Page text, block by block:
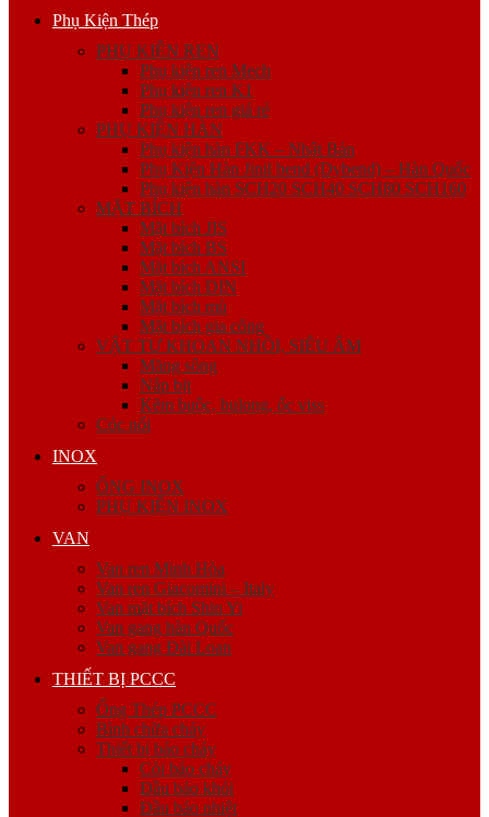
Phụ Kiện Thép
PHỤ KIỆN REN
Phụ kiện ren Mech
Phụ kiện ren K1
Phụ kiện ren giá rẻ
PHỤ KIỆN HÀN
Phụ kiện hàn FKK – Nhật Bản
Phụ Kiện Hàn Jinil bend (Dybend) – Hàn Quốc
Phụ kiện hàn SCH20 SCH40 SCH80 SCH160
MẶT BÍCH
Mặt bích JIS
Mặt bích BS
Mặt bích ANSI
Mặt bích DIN
Mặt bích mù
Mặt bích gia công
VẬT TƯ KHOAN NHỒI, SIÊU ÂM
Măng sông
Nắp bịt
Kẽm buộc, bulong, ốc viss
Cóc nối
INOX
ỐNG INOX
PHỤ KIỆN INOX
VAN
Van ren Minh Hòa
Van ren Giacomini – Italy
Van mặt bích Shin Yi
Van gang hàn Quốc
Van gang Đài Loan
THIẾT BỊ PCCC
Ống Thép PCCC
Bình chữa cháy
Thiết bị báo cháy
Còi báo cháy
Đầu báo khói
Đầu báo nhiệt